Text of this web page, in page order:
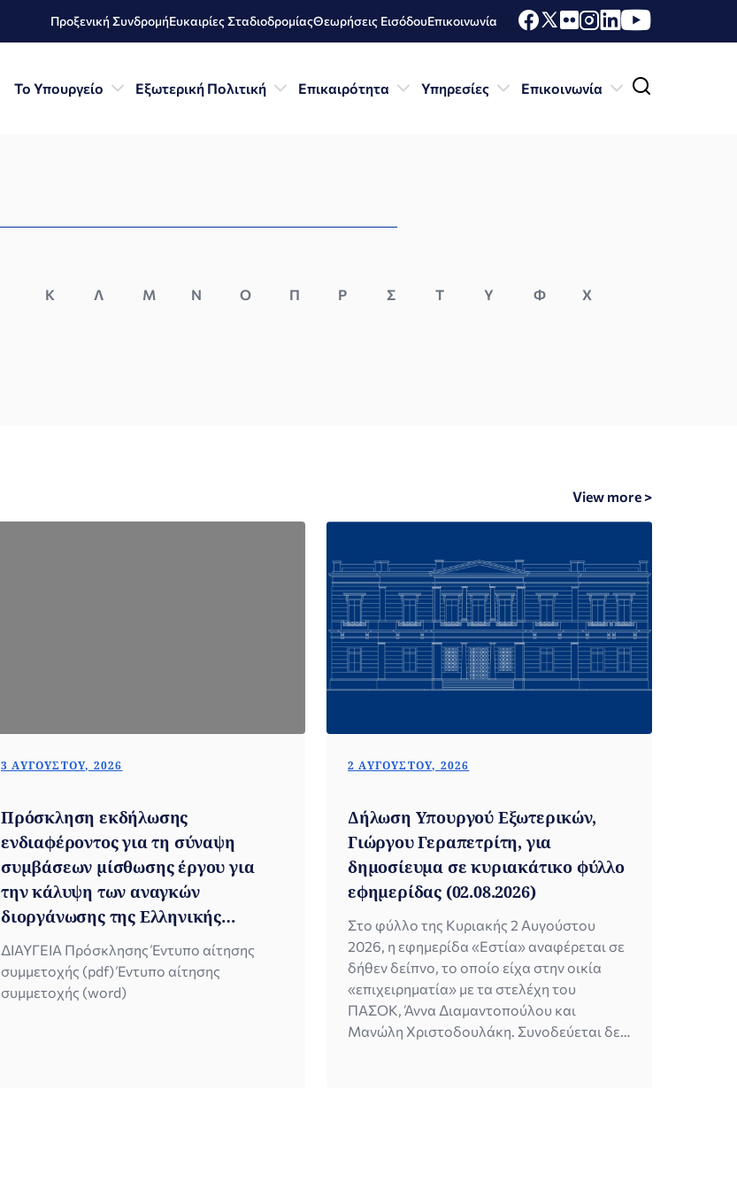
Προξενική ΣυνδρομήΕυκαιρίες ΣταδιοδρομίαςΘεωρήσεις ΕισόδουΕπικοινωνία
Το Υπουργείο Εξωτερική Πολιτική Επικαιρότητα Υπηρεσίες Επικοινωνία
Κ Λ Μ Ν Ο Π Ρ Σ Τ Υ Φ Χ
View more >
3 ΑΥΓΟΎΣΤΟΥ, 2026
Πρόσκληση εκδήλωσης
ενδιαφέροντος για τη σύναψη
συμβάσεων μίσθωσης έργου για
την κάλυψη των αναγκών
διοργάνωσης της Ελληνικής
Προεδρίας (Β’ ΕΞΑΜΗΝΟ 2027)
ΔΙΑΥΓΕΙΑ Πρόσκλησης Έντυπο αίτησης
συμμετοχής (pdf) Έντυπο αίτησης
συμμετοχής (word)
2 ΑΥΓΟΎΣΤΟΥ, 2026
Δήλωση Υπουργού Εξωτερικών,
Γιώργου Γεραπετρίτη, για
δημοσίευμα σε κυριακάτικο φύλλο
εφημερίδας (02.08.2026)
Στο φύλλο της Κυριακής 2 Αυγούστου
2026, η εφημερίδα «Εστία» αναφέρεται σε
δήθεν δείπνο, το οποίο είχα στην οικία
«επιχειρηματία» με τα στελέχη του
ΠΑΣΟΚ, Άννα Διαμαντοπούλου και
Μανώλη Χριστοδουλάκη. Συνοδεύεται δε,